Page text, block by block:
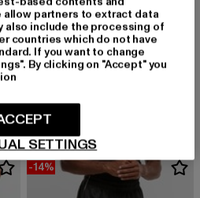
49,99 EUR
KARL KANI
44,99 EUR
Derzeitiger Preis: 44,99 EUR
-14%
partners to extract data
also include the processing of
countries which do not have
If you want to change
By clicking on "Accept" you
SETTINGS